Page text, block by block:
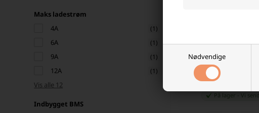
Nødvendige
Maks ladestrøm
4A
(1)
6A (1)
9A (1)
12A (1)
Vis alle 12
Indbygget BMS
NPP Power
med Bluetooth +
4.199,00 DKK
På lager Vi